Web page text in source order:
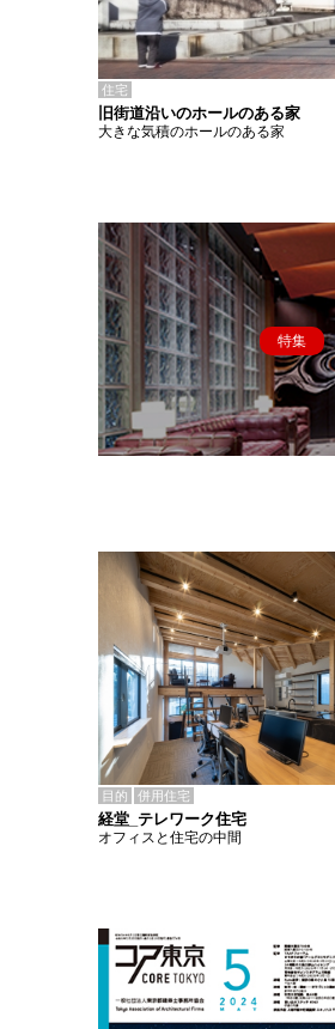
住宅
旧街道沿いのホールのある家
大きな気積のホールのある家
特集
目的 併用住宅
経堂_テレワーク住宅
オフィスと住宅の中間